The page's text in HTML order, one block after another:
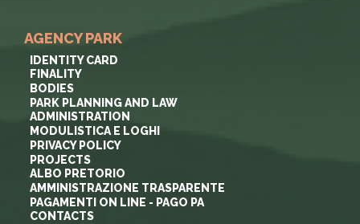
AGENCY PARK
IDENTITY CARD
FINALITY
BODIES
PARK PLANNING AND LAW
ADMINISTRATION
MODULISTICA E LOGHI
PRIVACY POLICY
PROJECTS
ALBO PRETORIO
AMMINISTRAZIONE TRASPARENTE
PAGAMENTI ON LINE - PAGO PA
CONTACTS